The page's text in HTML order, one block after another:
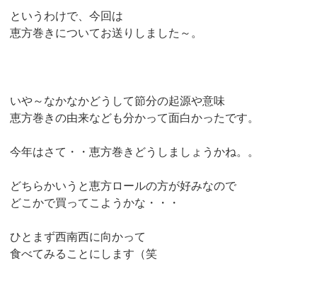
というわけで、今回は
恵方巻きについてお送りしました～。
いや～なかなかどうして節分の起源や意味
恵方巻きの由来なども分かって面白かったです。
今年はさて・・恵方巻きどうしましょうかね。。
どちらかいうと恵方ロールの方が好みなので
どこかで買ってこようかな・・・
ひとまず西南西に向かって
食べてみることにします（笑